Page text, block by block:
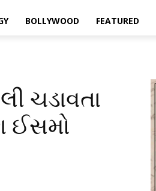
BOLLYWOOD FEATURED
ચડાવતા
ઈસમો